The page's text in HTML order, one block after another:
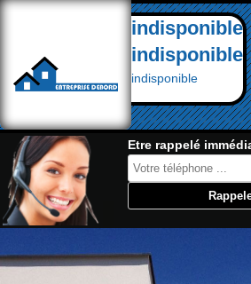
indisponible
indisponible
indisponible
Etre rappelé